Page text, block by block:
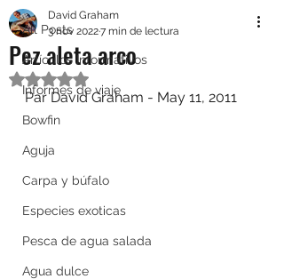
All Posts
Artículos Informativos
Informes de viaje
Bowfin
Aguja
Carpa y búfalo
Especies exoticas
Pesca de agua salada
Agua dulce
Pez aleta arco
David Graham
3 nov 20227 min de lectura
Obtuvo NaN de 5 estrellas.
Par David Graham - May 11, 2011